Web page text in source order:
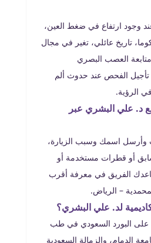
وجود ارتفاع في ضغط العين،
تاريخ عائلي، تغير في مجال
العصب البصري
الفحص عند حدوث ألم
الرؤية.
د. علي البشري عبر
وأرسل اسمك وسبب الزيارة،
أو قطرات مستخدمة أو
الفريق في معرفة أقرب
– الرياض.
لد. علي البشري؟
البورد السعودي في طب
الدمام، والزمالة السعودية